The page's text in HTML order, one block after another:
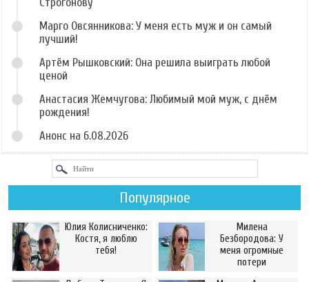
Марго Овсянникова: У меня есть муж и он самый
лучший!
Артём Рышковский: Она решила выиграть любой
ценой
Анастасия Жемчугова: Любимый мой муж, с днём
рождения!
Анонс на 6.08.2026
Популярное
Юлия Колисниченко:
Костя, я люблю
тебя!
Милена
Безбородова: У
меня огромные
потери